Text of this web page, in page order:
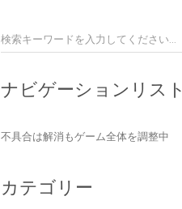
ナビゲーションリスト
不具合は解消もゲーム全体を調整中
カテゴリー